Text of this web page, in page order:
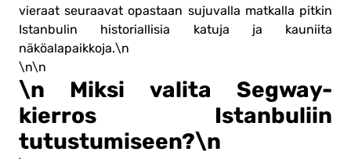
vieraat seuraavat opastaan sujuvalla matkalla pitkin
Istanbulin historiallisia katuja ja kauniita
näköalapaikkoja.\n
\n\n
\n Miksi valita Segway-
kierros Istanbuliin
tutustumiseen?\n